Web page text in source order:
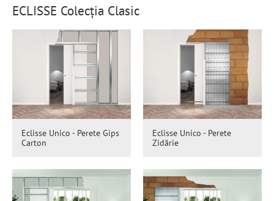
ECLISSE Colecția Clasic
Eclisse Unico - Perete Gips
Carton
Eclisse Unico - Perete
Zidărie